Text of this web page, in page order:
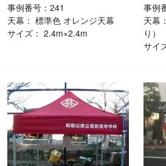
事例番号：241
天幕： 標準色 オレンジ天幕
サイズ： 2.4m×2.4m
事例
天幕
り）
サイ